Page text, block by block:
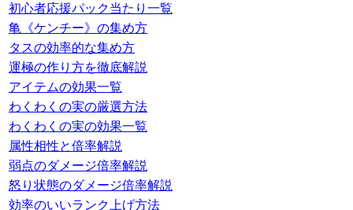
初心者応援パック当たり一覧
亀《ケンチー》の集め方
タスの効率的な集め方
運極の作り方を徹底解説
アイテムの効果一覧
わくわくの実の厳選方法
わくわくの実の効果一覧
属性相性と倍率解説
弱点のダメージ倍率解説
怒り状態のダメージ倍率解説
効率のいいランク上げ方法